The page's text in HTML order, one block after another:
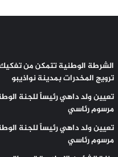
الشرطة الوطنية تتمكن من
ترويج المخدرات بمدينة نواذيبو
تعيين ولد داهي رئيساً للجنة
مرسوم رئاسي
تعيين ولد داهي رئيساً للجنة
مرسوم رئاسي